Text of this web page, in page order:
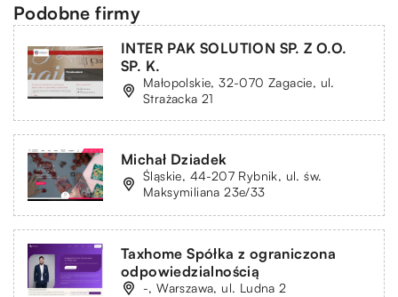
Podobne firmy
INTER PAK SOLUTION SP. Z O.O.
SP. K.
Małopolskie, 32-070 Zagacie, ul.
Strażacka 21
Michał Dziadek
Śląskie, 44-207 Rybnik, ul. św.
Maksymiliana 23e/33
Taxhome Spółka z ograniczona
odpowiedzialnością
-, Warszawa, ul. Ludna 2